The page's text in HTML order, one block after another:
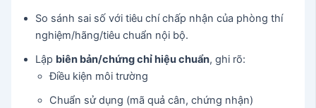
So sánh sai số với tiêu chí chấp nhận của phòng thí
nghiệm/hãng/tiêu chuẩn nội bộ.
Lập biên bản/chứng chỉ hiệu chuẩn, ghi rõ:
Điều kiện môi trường
Chuẩn sử dụng (mã quả cân, chứng nhận)